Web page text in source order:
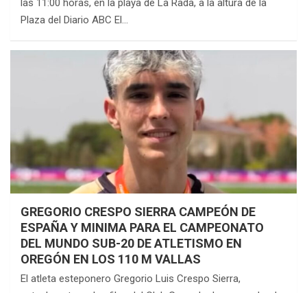
las 11:00 horas, en la playa de La Rada, a la altura de la
Plaza del Diario ABC El…
GREGORIO CRESPO SIERRA CAMPEÓN DE
ESPAÑA Y MINIMA PARA EL CAMPEONATO
DEL MUNDO SUB-20 DE ATLETISMO EN
OREGÓN EN LOS 110 M VALLAS
El atleta esteponero Gregorio Luis Crespo Sierra,